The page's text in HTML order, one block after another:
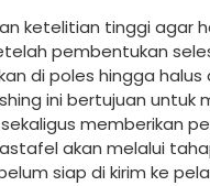
ketelitian tinggi agar
pembentukan
di poles hingga halus
ini bertujuan untuk
memberikan
akan melalui
siap di kirim ke